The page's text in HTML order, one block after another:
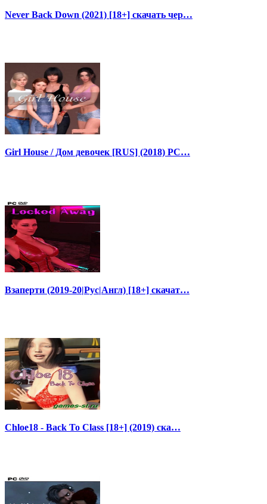
Never Back Down (2021) [18+] скачать чер…
Girl House / Дом девочек [RUS] (2018) PC…
Взаперти (2019-20|Рус|Англ) [18+] скачат…
Chloe18 - Back To Class [18+] (2019) ска…